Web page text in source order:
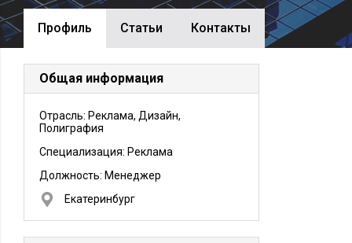
Профиль Cтатьи Контакты
Общая информация
Отрасль: Реклама, Дизайн,
Полиграфия
Специализация: Реклама
Должность: Менеджер
Екатеринбург